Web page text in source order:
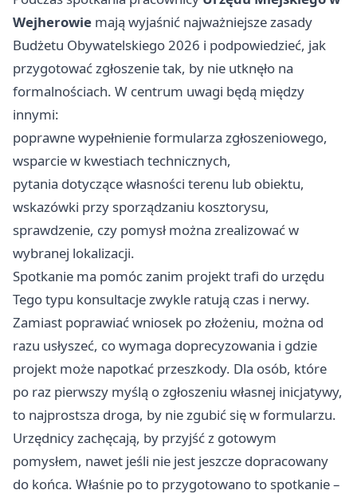
Wejherowie mają wyjaśnić najważniejsze zasady
Budżetu Obywatelskiego 2026 i podpowiedzieć, jak
przygotować zgłoszenie tak, by nie utknęło na
formalnościach. W centrum uwagi będą między
innymi:
poprawne wypełnienie formularza zgłoszeniowego,
wsparcie w kwestiach technicznych,
pytania dotyczące własności terenu lub obiektu,
wskazówki przy sporządzaniu kosztorysu,
sprawdzenie, czy pomysł można zrealizować w
wybranej lokalizacji.
Spotkanie ma pomóc zanim projekt trafi do urzędu
Tego typu konsultacje zwykle ratują czas i nerwy.
Zamiast poprawiać wniosek po złożeniu, można od
razu usłyszeć, co wymaga doprecyzowania i gdzie
projekt może napotkać przeszkody. Dla osób, które
po raz pierwszy myślą o zgłoszeniu własnej inicjatywy,
to najprostsza droga, by nie zgubić się w formularzu.
Urzędnicy zachęcają, by przyjść z gotowym
pomysłem, nawet jeśli nie jest jeszcze dopracowany
do końca. Właśnie po to przygotowano to spotkanie –